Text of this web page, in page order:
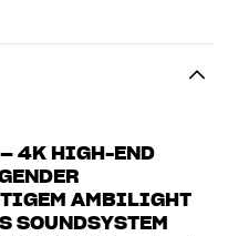
4K HIGH-END
AMBILIGHT
SOUNDSYSTEM